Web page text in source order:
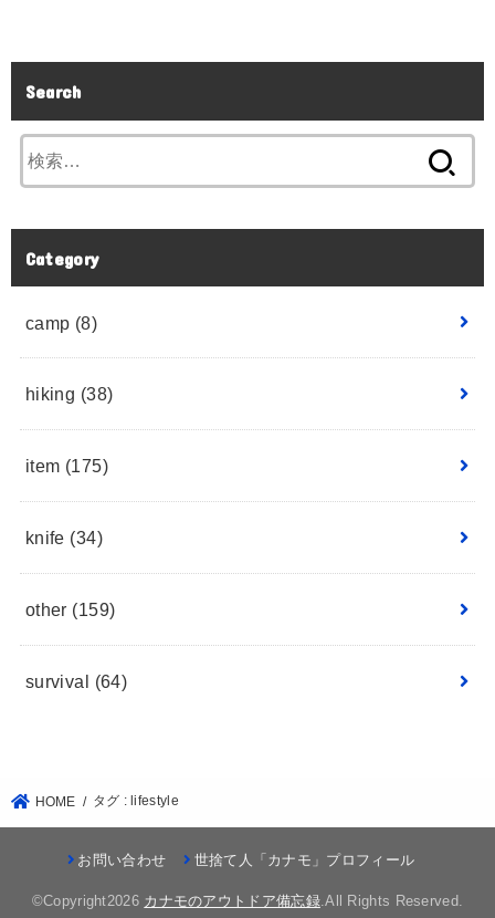
Search
Category
camp (8)
hiking (38)
item (175)
knife (34)
other (159)
survival (64)
HOME タグ : lifestyle
お問い合わせ 世捨て人「カナモ」プロフィール
©Copyright2026 カナモのアウトドア備忘録.All Rights Reserved.